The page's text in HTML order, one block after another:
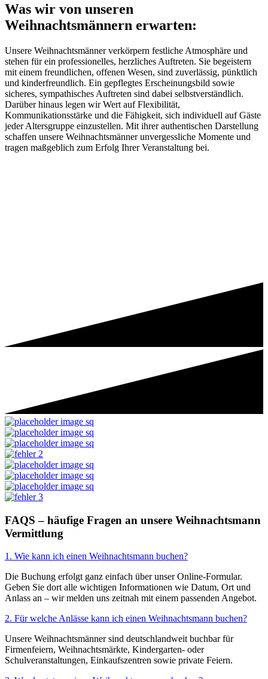
Was wir von unseren
Weihnachtsmännern erwarten:
Unsere Weihnachtsmänner verkörpern festliche Atmosphäre und
stehen für ein professionelles, herzliches Auftreten. Sie begeistern
mit einem freundlichen, offenen Wesen, sind zuverlässig, pünktlich
und kinderfreundlich. Ein gepflegtes Erscheinungsbild sowie
sicheres, sympathisches Auftreten sind dabei selbstverständlich.
Darüber hinaus legen wir Wert auf Flexibilität,
Kommunikationsstärke und die Fähigkeit, sich individuell auf Gäste
jeder Altersgruppe einzustellen. Mit ihrer authentischen Darstellung
schaffen unsere Weihnachtsmänner unvergessliche Momente und
tragen maßgeblich zum Erfolg Ihrer Veranstaltung bei.
FAQS – häufige Fragen an unsere Weihnachtsmann
Vermittlung
1. Wie kann ich einen Weihnachtsmann buchen?
Die Buchung erfolgt ganz einfach über unser Online-Formular.
Geben Sie dort alle wichtigen Informationen wie Datum, Ort und
Anlass an – wir melden uns zeitnah mit einem passenden Angebot.
2. Für welche Anlässe kann ich einen Weihnachtsmann buchen?
Unsere Weihnachtsmänner sind deutschlandweit buchbar für
Firmenfeiern, Weihnachtsmärkte, Kindergarten- oder
Schulveranstaltungen, Einkaufszentren sowie private Feiern.